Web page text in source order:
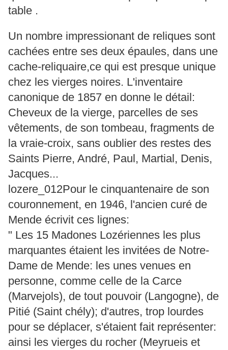
table .
Un nombre impressionant de reliques sont
cachées entre ses deux épaules, dans une
cache-reliquaire,ce qui est presque unique
chez les vierges noires. L'inventaire
canonique de 1857 en donne le détail:
Cheveux de la vierge, parcelles de ses
vêtements, de son tombeau, fragments de
la vraie-croix, sans oublier des restes des
Saints Pierre, André, Paul, Martial, Denis,
Jacques...
lozere_012Pour le cinquantenaire de son
couronnement, en 1946, l'ancien curé de
Mende écrivit ces lignes:
" Les 15 Madones Lozériennes les plus
marquantes étaient les invitées de Notre-
Dame de Mende: les unes venues en
personne, comme celle de la Carce
(Marvejols), de tout pouvoir (Langogne), de
Pitié (Saint chély); d'autres, trop lourdes
pour se déplacer, s'étaient fait représenter:
ainsi les vierges du rocher (Meyrueis et